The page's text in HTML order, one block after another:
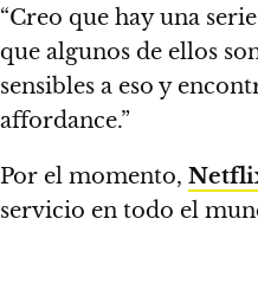
“Creo que hay una
que algunos de ellos
sensibles a eso y
affordance.”
Por el momento,
servicio en todo el